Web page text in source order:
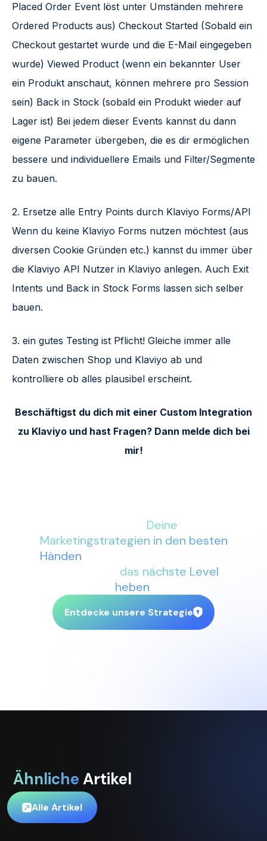
Placed Order Event löst unter Umständen mehrere
Ordered Products aus) Checkout Started (Sobald ein
Checkout gestartet wurde und die E-Mail eingegeben
wurde) Viewed Product (wenn ein bekannter User
ein Produkt anschaut, können mehrere pro Session
sein) Back in Stock (sobald ein Produkt wieder auf
Lager ist) Bei jedem dieser Events kannst du dann
eigene Parameter übergeben, die es dir ermöglichen
bessere und individuellere Emails und Filter/Segmente
zu bauen.
2. Ersetze alle Entry Points durch Klaviyo Forms/API
Wenn du keine Klaviyo Forms nutzen möchtest (aus
diversen Cookie Gründen etc.) kannst du immer über
die Klaviyo API Nutzer in Klaviyo anlegen. Auch Exit
Intents und Back in Stock Forms lassen sich selber
bauen.
3. ein gutes Testing ist Pflicht! Gleiche immer alle
Daten zwischen Shop und Klaviyo ab und
kontrolliere ob alles plausibel erscheint.
Beschäftigst du dich mit einer Custom Integration
zu Klaviyo und hast Fragen? Dann melde dich bei
mir!
Deine
Marketingstrategien in den besten
Händen
das nächste Level
heben
Entdecke unsere Strategie
Ähnliche Artikel
Alle Artikel